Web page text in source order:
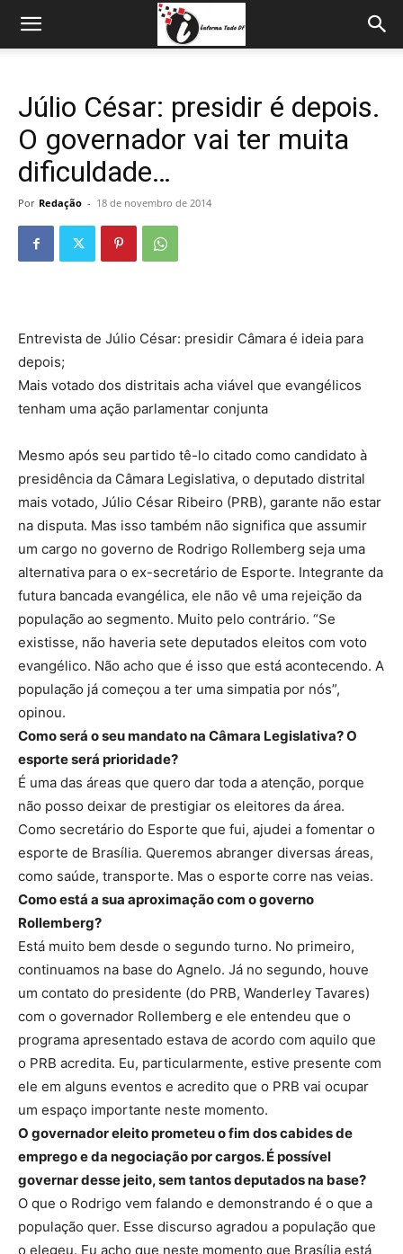
Júlio César: presidir é depois.
O governador vai ter muita
dificuldade…
Por Redação - 18 de novembro de 2014
Entrevista de Júlio César: presidir Câmara é ideia para
depois;
Mais votado dos distritais acha viável que evangélicos
tenham uma ação parlamentar conjunta
Mesmo após seu partido tê-lo citado como candidato à
presidência da Câmara Legislativa, o deputado distrital
mais votado, Júlio César Ribeiro (PRB), garante não estar
na disputa. Mas isso também não significa que assumir
um cargo no governo de Rodrigo Rollemberg seja uma
alternativa para o ex-secretário de Esporte. Integrante da
futura bancada evangélica, ele não vê uma rejeição da
população ao segmento. Muito pelo contrário. “Se
existisse, não haveria sete deputados eleitos com voto
evangélico. Não acho que é isso que está acontecendo. A
população já começou a ter uma simpatia por nós”,
opinou.
Como será o seu mandato na Câmara Legislativa? O
esporte será prioridade?
É uma das áreas que quero dar toda a atenção, porque
não posso deixar de prestigiar os eleitores da área.
Como secretário do Esporte que fui, ajudei a fomentar o
esporte de Brasília. Queremos abranger diversas áreas,
como saúde, transporte. Mas o esporte corre nas veias.
Como está a sua aproximação com o governo
Rollemberg?
Está muito bem desde o segundo turno. No primeiro,
continuamos na base do Agnelo. Já no segundo, houve
um contato do presidente (do PRB, Wanderley Tavares)
com o governador Rollemberg e ele entendeu que o
programa apresentado estava de acordo com aquilo que
o PRB acredita. Eu, particularmente, estive presente com
ele em alguns eventos e acredito que o PRB vai ocupar
um espaço importante neste momento.
O governador eleito prometeu o fim dos cabides de
emprego e da negociação por cargos. É possível
governar desse jeito, sem tantos deputados na base?
O que o Rodrigo vem falando e demonstrando é o que a
população quer. Esse discurso agradou a população que
o elegeu. Eu acho que neste momento que Brasília está